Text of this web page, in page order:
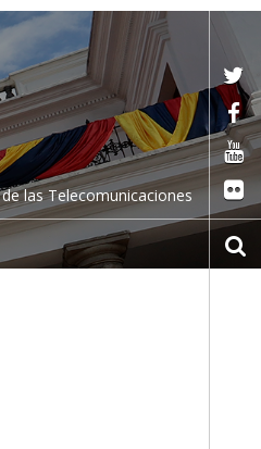
las Telecomunicaciones